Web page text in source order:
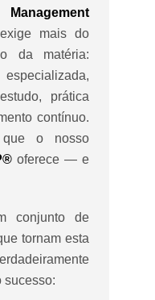
exige mais do
da matéria:
prática
contínuo.
que o nosso
oferece — e
conjunto de
tornam esta
sucesso: